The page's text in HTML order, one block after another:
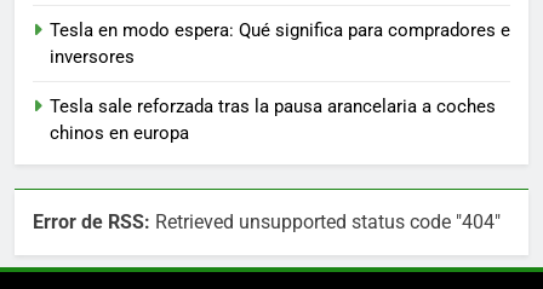
Tesla en modo espera: Qué significa para compradores e
inversores
Tesla sale reforzada tras la pausa arancelaria a coches
chinos en europa
Error de RSS: Retrieved unsupported status code "404"